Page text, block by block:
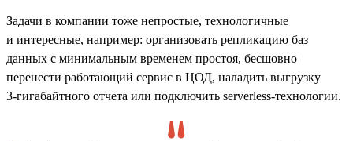
Задачи в компании тоже непростые, технологичные
и интересные, например: организовать репликацию баз
данных с минимальным временем простоя, бесшовно
перенести работающий сервис в ЦОД, наладить выгрузку
3‑гигабайтного отчета или подключить serverless-технологии.